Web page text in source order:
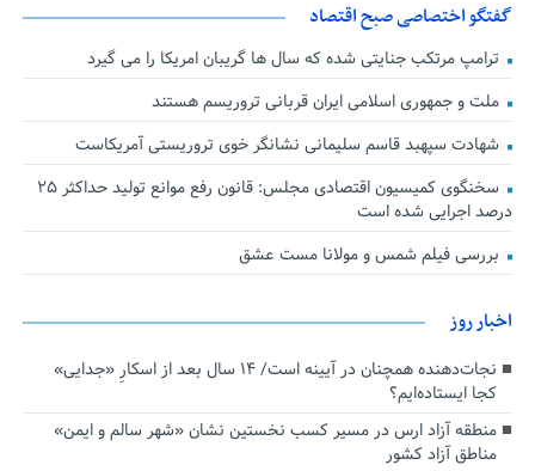
گفتگو اختصاصی صبح اقتصاد
ترامپ مرتکب جنایتی شده که سال ها گریبان امریکا را می گیرد
ملت و جمهوری اسلامی ایران قربانی تروریسم هستند
شهادت سپهبد قاسم سلیمانی نشانگر خوی تروریستی آمریکاست
سخنگوی کمیسیون اقتصادی مجلس: قانون رفع موانع تولید حداکثر ۲۵
درصد اجرایی شده است
بررسی فیلم شمس و مولانا مست عشق
اخبار روز
نجات‌دهنده‌ همچنان در آیینه است/ ۱۴ سال بعد از اسکارِ «جدایی»
کجا ایستاده‌ایم؟
منطقه آزاد ارس در مسیر کسب نخستین نشان «شهر سالم و ایمن»
مناطق آزاد کشور